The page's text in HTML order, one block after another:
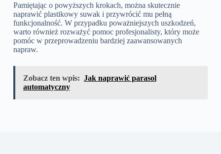
Pamiętając o powyższych krokach, można skutecznie
naprawić plastikowy suwak i przywrócić mu pełną
funkcjonalność. W przypadku poważniejszych uszkodzeń,
warto również rozważyć pomoc profesjonalisty, który może
pomóc w przeprowadzeniu bardziej zaawansowanych
napraw.
Zobacz ten wpis: Jak naprawić parasol
automatyczny